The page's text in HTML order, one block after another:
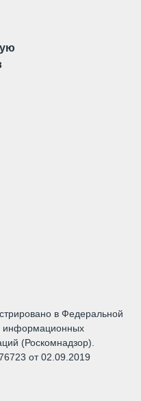
в Федеральной
информационных
(Роскомнадзор).
от 02.09.2019